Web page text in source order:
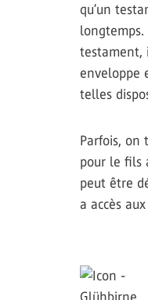
qu’un
testament,
enveloppe
telles
Parfois, on
pour le fils
peut être
a accès